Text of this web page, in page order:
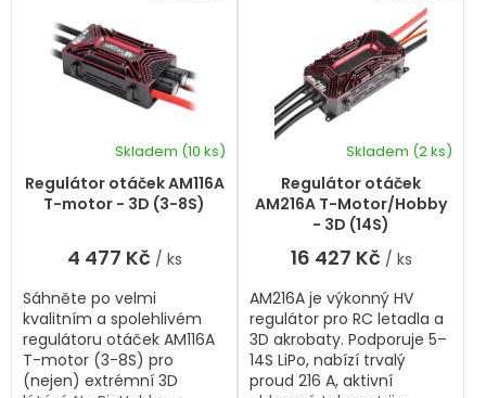
Regulátor otáček AM116A
T-motor - 3D (3-8S)
Skladem (10 ks)
4 477 Kč / ks
Sáhněte po velmi
kvalitním a spolehlivém
regulátoru otáček AM116A
T-motor (3-8S) pro
(nejen) extrémní 3D
Regulátor otáček
AM216A T-Motor/Hobby
- 3D (14S)
Skladem (2 ks)
16 427 Kč / ks
AM216A je výkonný HV
regulátor pro RC letadla a
3D akrobaty. Podporuje 5–
14S LiPo, nabízí trvalý
proud 216 A, aktivní